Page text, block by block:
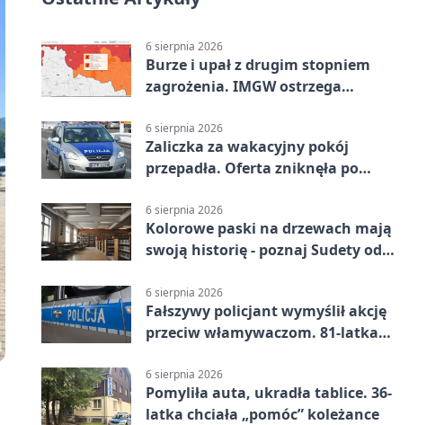
6 sierpnia 2026
Burze i upał z drugim stopniem
zagrożenia. IMGW ostrzega
6 sierpnia 2026
Zaliczka za wakacyjny pokój
przepadła. Oferta zniknęła po
6 sierpnia 2026
Kolorowe paski na drzewach mają
swoją historię - poznaj Sudety od
6 sierpnia 2026
Fałszywy policjant wymyślił akcję
przeciw włamywaczom. 81-latka
6 sierpnia 2026
Pomyliła auta, ukradła tablice. 36-
latka chciała „pomóc” koleżance